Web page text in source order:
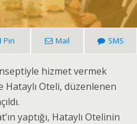
Pin Mail SMS
hizmet vermek
Hataylı Oteli, düzenlenen
yaptığı, Hataylı Otelinin